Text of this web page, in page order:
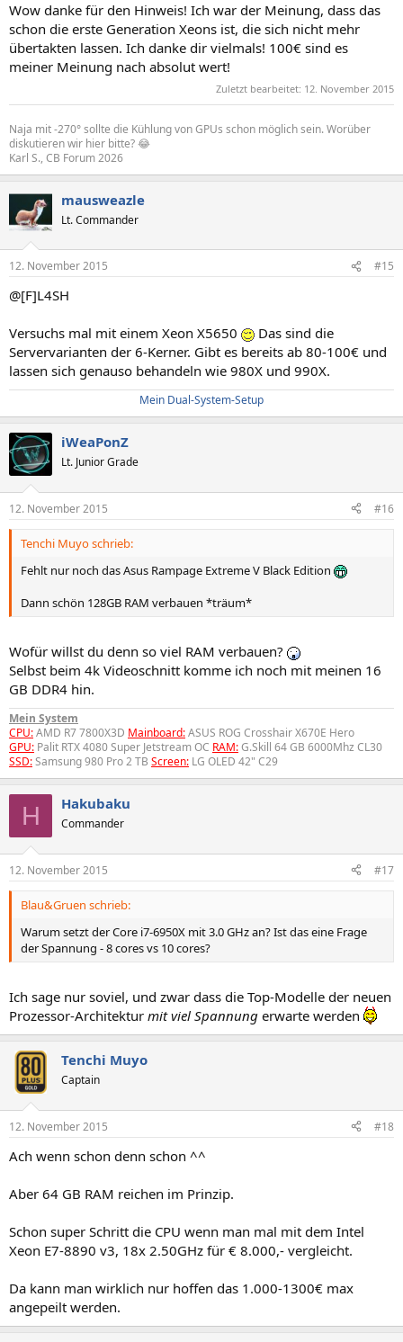
Wow danke für den Hinweis! Ich war der Meinung, dass das
schon die erste Generation Xeons ist, die sich nicht mehr
übertakten lassen. Ich danke dir vielmals! 100€ sind es
meiner Meinung nach absolut wert!
Zuletzt bearbeitet: 12. November 2015
Naja mit -270° sollte die Kühlung von GPUs schon möglich sein. Worüber
diskutieren wir hier bitte? 😂
Karl S., CB Forum 2026
mausweazle
Lt. Commander
12. November 2015 #15
@[F]L4SH
Versuchs mal mit einem Xeon X5650
Das sind die
Servervarianten der 6-Kerner. Gibt es bereits ab 80-100€ und
lassen sich genauso behandeln wie 980X und 990X.
Mein Dual-System-Setup
iWeaPonZ
Lt. Junior Grade
12. November 2015 #16
Tenchi Muyo schrieb:
Fehlt nur noch das Asus Rampage Extreme V Black Edition
Dann schön 128GB RAM verbauen *träum*
Wofür willst du denn so viel RAM verbauen?
Selbst beim 4k Videoschnitt komme ich noch mit meinen 16
GB DDR4 hin.
Mein System
CPU:AMD R7 7800X3D Mainboard:ASUS ROG Crosshair X670E Hero
GPU: Palit RTX 4080 Super Jetstream OC RAM:G.Skill 64 GB 6000Mhz CL30
SSD:Samsung 980 Pro 2 TB Screen: LG OLED 42" C29
H Hakubaku
Commander
12. November 2015 #17
Blau&Gruen schrieb:
Warum setzt der Core i7-6950X mit 3.0 GHz an? Ist das eine Frage
der Spannung - 8 cores vs 10 cores?
Ich sage nur soviel, und zwar dass die Top-Modelle der neuen
Prozessor-Architektur mit viel Spannung erwarte werden
Tenchi Muyo
Captain
12. November 2015 #18
Ach wenn schon denn schon ^^
Aber 64 GB RAM reichen im Prinzip.
Schon super Schritt die CPU wenn man mal mit dem Intel
Xeon E7-8890 v3, 18x 2.50GHz für € 8.000,- vergleicht.
Da kann man wirklich nur hoffen das 1.000-1300€ max
angepeilt werden.